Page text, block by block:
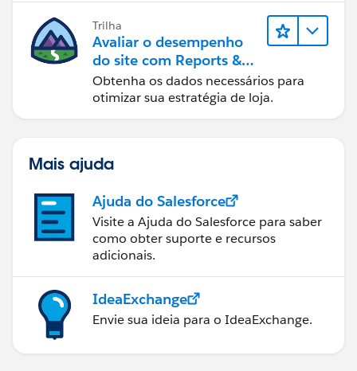
Trilha
Avaliar o desempenho
do site com Reports &
Dashboards do B2C
Commerce
Obtenha os dados necessários para
otimizar sua estratégia de loja.
Mais ajuda
Ajuda do Salesforce
Visite a Ajuda do Salesforce para saber
como obter suporte e recursos
adicionais.
IdeaExchange
Envie sua ideia para o IdeaExchange.